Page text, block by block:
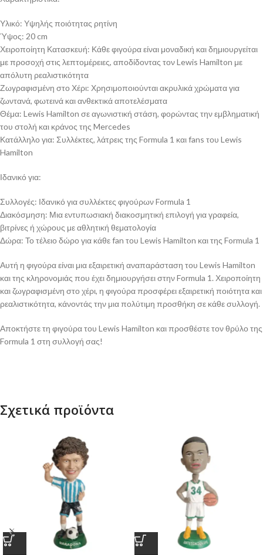
Υλικό: Υψηλής ποιότητας ρητίνη
Ύψος: 20 cm
Χειροποίητη Κατασκευή: Κάθε φιγούρα είναι μοναδική και δημιουργείται
με προσοχή στις λεπτομέρειες, αποδίδοντας τον Lewis Hamilton με
απόλυτη ρεαλιστικότητα
Ζωγραφισμένη στο Χέρι: Χρησιμοποιούνται ακρυλικά χρώματα για
ζωντανά, φωτεινά και ανθεκτικά αποτελέσματα
Θέμα: Lewis Hamilton σε αγωνιστική στάση, φορώντας την εμβληματική
του στολή και κράνος της Mercedes
Κατάλληλο για: Συλλέκτες, λάτρεις της Formula 1 και fans του Lewis
Hamilton
Ιδανικό για:
Συλλογές: Ιδανικό για συλλέκτες φιγούρων Formula 1
Διακόσμηση: Μια εντυπωσιακή διακοσμητική επιλογή για γραφεία,
βιτρίνες ή χώρους με αθλητική θεματολογία
Δώρα: Το τέλειο δώρο για κάθε fan του Lewis Hamilton και της Formula 1
Αυτή η φιγούρα είναι μια εξαιρετική αναπαράσταση του Lewis Hamilton
και της κληρονομιάς που έχει δημιουργήσει στην Formula 1. Χειροποίητη
και ζωγραφισμένη στο χέρι, η φιγούρα προσφέρει εξαιρετική ποιότητα και
ρεαλιστικότητα, κάνοντάς την μια πολύτιμη προσθήκη σε κάθε συλλογή.
Αποκτήστε τη φιγούρα του Lewis Hamilton και προσθέστε τον θρύλο της
Formula 1 στη συλλογή σας!
Σχετικά προϊόντα